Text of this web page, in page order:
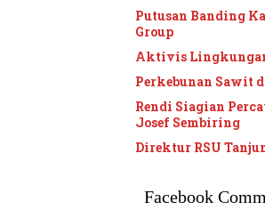
Putusan Banding
Group
Aktivis
Perkebunan Sawit
Rendi Siagian
Josef Sembiring
Direktur RSU
Facebook